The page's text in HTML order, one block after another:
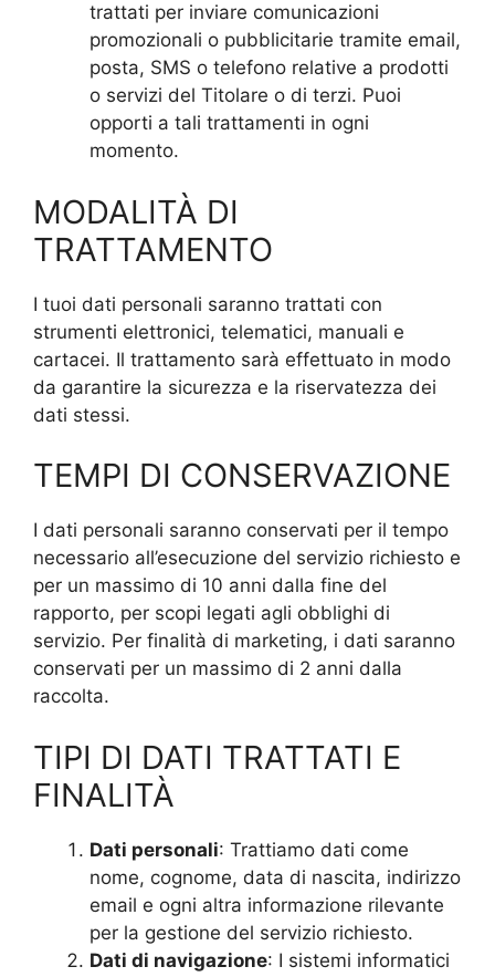
trattati per inviare comunicazioni
promozionali o pubblicitarie tramite email,
posta, SMS o telefono relative a prodotti
o servizi del Titolare o di terzi. Puoi
opporti a tali trattamenti in ogni
momento.
MODALITÀ DI
TRATTAMENTO
I tuoi dati personali saranno trattati con
strumenti elettronici, telematici, manuali e
cartacei. Il trattamento sarà effettuato in modo
da garantire la sicurezza e la riservatezza dei
dati stessi.
TEMPI DI CONSERVAZIONE
I dati personali saranno conservati per il tempo
necessario all’esecuzione del servizio richiesto e
per un massimo di 10 anni dalla fine del
rapporto, per scopi legati agli obblighi di
servizio. Per finalità di marketing, i dati saranno
conservati per un massimo di 2 anni dalla
raccolta.
TIPI DI DATI TRATTATI E
FINALITÀ
Dati personali: Trattiamo dati come
nome, cognome, data di nascita, indirizzo
email e ogni altra informazione rilevante
per la gestione del servizio richiesto.
Dati di navigazione: I sistemi informatici